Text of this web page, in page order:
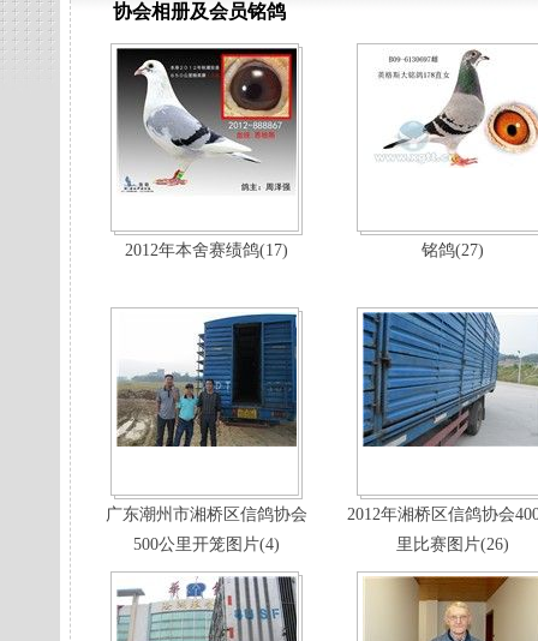
协会相册及会员铭鸽
2012年本舍赛绩鸽(17) 铭鸽(27)
广东潮州市湘桥区信鸽协会
500公里开笼图片(4)
2012年湘桥区信鸽协会
里比赛图片(26)